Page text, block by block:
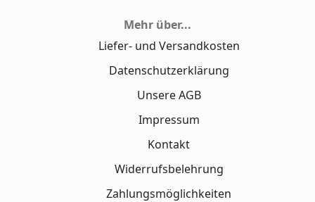
Mehr über...
Liefer- und Versandkosten
Datenschutzerklärung
Unsere AGB
Impressum
Kontakt
Widerrufsbelehrung
Zahlungsmöglichkeiten